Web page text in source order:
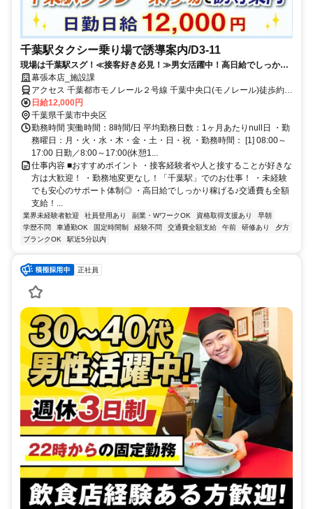
千葉駅タクシー乗り場で誘導案内/D3-11
現場は千葉駅スグ！≪接客好き必見！≫男女活躍中！高日給でしっかり
稼げる★日勤のみ！タクシー乗車のお客様誘導◎丁寧な研修あり！未経
験でも安心♪Ｗワーク歓迎！
幕張本店_施設課
アクセス 千葉都市モノレール２号線 千葉中央口(モノレール)徒歩約2
分、千葉都市モノレール２号線 千葉中央口(モノレール)徒歩約2分、
千葉都市モノレール２号線 千葉中央口(モノレール)徒歩約2分 JR千葉
駅より徒歩スグ！■直行直帰も可！ ＊幕張本店（「幕張本郷駅」東口
より徒歩3分程度）
日給12,000円
千葉県千葉市中央区
勤務時間 実働時間：8時間/日 平均勤務日数：1ヶ月あたりnull日 ・勤
務曜日：月・火・水・木・金・土・日・祝 ・勤務時間： [1] 08:00～
17:00 日勤／8:00～17:00(休憩1...
仕事内容 ■おすすめポイント ・接客経験者や人と接することが好きな
方は大歓迎！ ・勤務地変更なし！「千葉駅」でのお仕事！ ・未経験
でも安心のサポート体制◎ ・高日給でしっかり稼げる♪交通費も全額
支給！...
業界未経験者歓迎 社員登用あり 副業・WワークOK 資格取得支援あり
早朝
学歴不問
車通勤OK 固定時間制 経験不問 交通費全額支給 午前 研修あり
夕方
ブランクOK
駅近5分以内
正社員